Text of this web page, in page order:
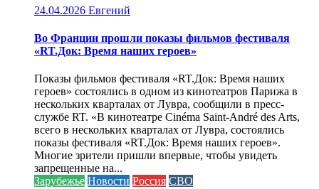
24.04.2026 Евгений
Во Франции прошли показы фильмов фестиваля
«RT.Док: Время наших героев»
Показы фильмов фестиваля «RT.Док: Время наших
героев» состоялись в одном из кинотеатров Парижа в
нескольких кварталах от Лувра, сообщили в пресс-
службе RT. «В кинотеатре Cinéma Saint-André des Arts,
всего в нескольких кварталах от Лувра, состоялись
показы фестиваля «RT.Док: Время наших героев».
Многие зрители пришли впервые, чтобы увидеть
запрещенные на...
Зарубежье Новости Россия СВО